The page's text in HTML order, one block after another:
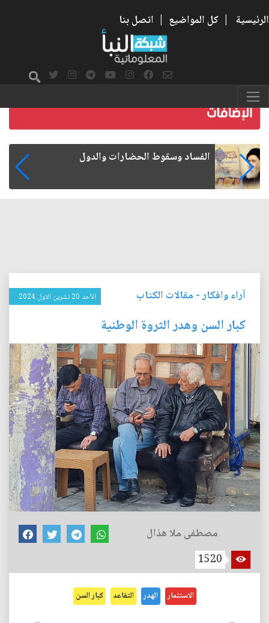
الرئيسية | كل المواضيع | اتصل بنا
رواتب الموظفين على صفيح ساخن
آراء وافكار- مقالات الكتاب الأحد 20 تشرين الاول 2024
كبار السن وهدر الثروة الوطنية
مصطفى ملا هذال
1520
الاستثمار الهدر التقاعد كبار السن